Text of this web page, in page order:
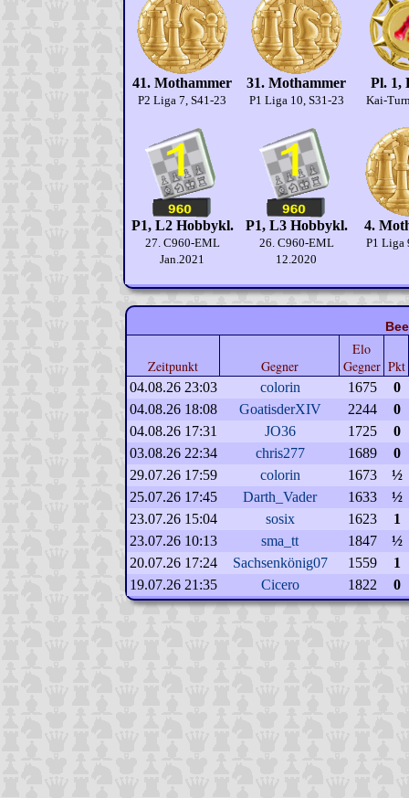
41. Mothammer
P2 Liga 7, S41-23
31. Mothammer
P1 Liga 10, S31-23
Pl. 1,
Kai-
P1, L2 Hobbykl.
27. C960-EML
Jan.2021
P1, L3 Hobbykl.
26. C960-EML
12.2020
4.
P1 Liga
Zeitpunkt Gegner
Elo
Gegner Pkt
04.08.26 23:03 colorin 1675
0
04.08.26 18:08
GoatisderXIV 2244
0
04.08.26 17:31
JO36 1725
0
03.08.26 22:34
chris277 1689
0
29.07.26 17:59
colorin 1673
½
25.07.26 17:45
Darth_Vader 1633
½
23.07.26 15:04
sosix 1623
1
23.07.26 10:13
sma_tt 1847
½
20.07.26 17:24
Sachsenkönig07 1559
1
19.07.26 21:35
Cicero 1822 0